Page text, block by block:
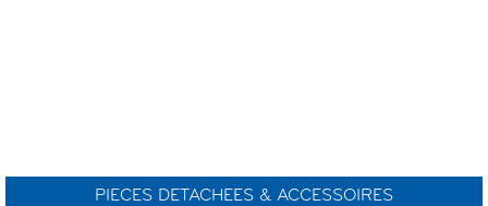
PIECES DETACHEES & ACCESSOIRES